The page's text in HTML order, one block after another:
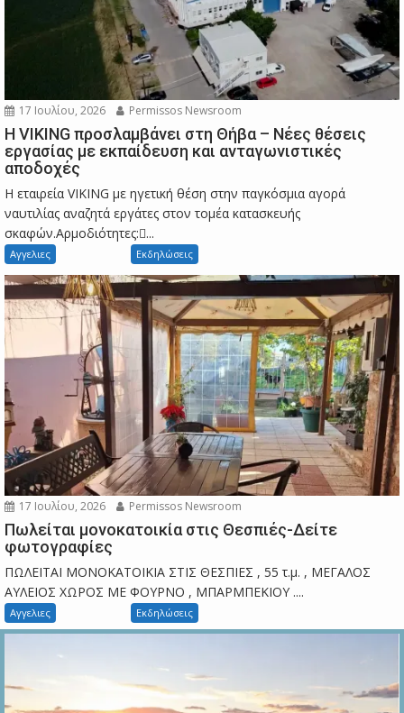
17 Ιουλίου, 2026 Permissos Newsroom
Η VIKING προσλαμβάνει στη Θήβα – Νέες θέσεις
εργασίας με εκπαίδευση και ανταγωνιστικές
αποδοχές
Η εταιρεία VIKING με ηγετική θέση στην παγκόσμια αγορά
ναυτιλίας αναζητά εργάτες στον τομέα κατασκευής
σκαφών.Αρμοδιότητες:...
Αγγελιες Εκδηλώσεις
17 Ιουλίου, 2026 Permissos Newsroom
Πωλείται μονοκατοικία στις Θεσπιές-Δείτε
φωτογραφίες
ΠΩΛΕΙΤΑΙ ΜΟΝΟΚΑΤΟΙΚΙΑ ΣΤΙΣ ΘΕΣΠΙΕΣ , 55 τ.μ. , ΜΕΓΑΛΟΣ
ΑΥΛΕΙΟΣ ΧΩΡΟΣ ΜΕ ΦΟΥΡΝΟ , ΜΠΑΡΜΠΕΚΙΟΥ ....
Αγγελιες Εκδηλώσεις